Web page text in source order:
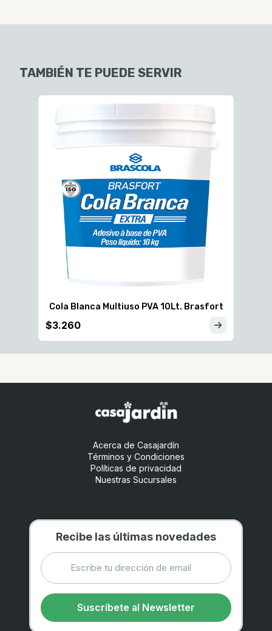
TAMBIÉN TE PUEDE SERVIR
Cola Blanca Multiuso PVA 10Lt. Brasfort
$3.260
Acerca de Casajardín
Términos y Condiciones
Políticas de privacidad
Nuestras Sucursales
Recibe las últimas novedades
Suscríbete al Newsletter